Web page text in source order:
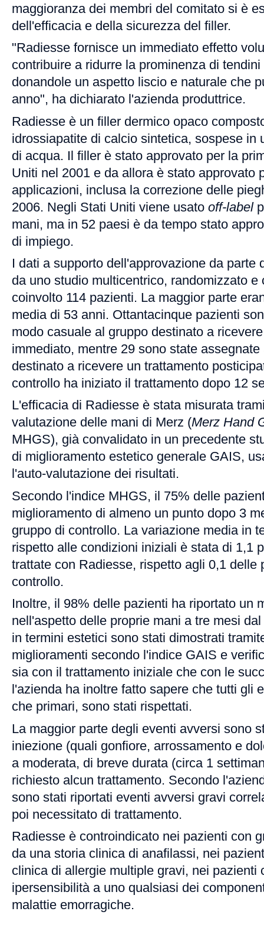
maggioranza dei membri del comitato si è
dell'efficacia e della sicurezza del filler.
"Radiesse fornisce un immediato effetto
contribuire a ridurre la prominenza di
donandole un aspetto liscio e naturale che
anno", ha dichiarato l'azienda produttrice.
Radiesse è un filler dermico opaco
idrossiapatite di calcio sintetica, sospese in
di acqua. Il filler è stato approvato per la
Uniti nel 2001 e da allora è stato approvato
applicazioni, inclusa la correzione delle
2006. Negli Stati Uniti viene usato off-label
mani, ma in 52 paesi è da tempo stato
di impiego.
I dati a supporto dell'approvazione da parte
da uno studio multicentrico, randomizzato e
coinvolto 114 pazienti. La maggior parte
media di 53 anni. Ottantacinque pazienti
modo casuale al gruppo destinato a
immediato, mentre 29 sono state
destinato a ricevere un trattamento
controllo ha iniziato il trattamento dopo 12
L'efficacia di Radiesse è stata misurata
valutazione delle mani di Merz (Merz Hand
MHGS), già convalidato in un precedente
di miglioramento estetico generale GAIS,
l'auto-valutazione dei risultati.
Secondo l'indice MHGS, il 75% delle
miglioramento di almeno un punto dopo 3
gruppo di controllo. La variazione media in
rispetto alle condizioni iniziali è stata di 1,1
trattate con Radiesse, rispetto agli 0,1 delle
controllo.
Inoltre, il 98% delle pazienti ha riportato un
nell'aspetto delle proprie mani a tre mesi
in termini estetici sono stati dimostrati
miglioramenti secondo l'indice GAIS e
sia con il trattamento iniziale che con le
l'azienda ha inoltre fatto sapere che tutti gli
che primari, sono stati rispettati.
La maggior parte degli eventi avversi sono
iniezione (quali gonfiore, arrossamento e
a moderata, di breve durata (circa 1
richiesto alcun trattamento. Secondo
sono stati riportati eventi avversi gravi
poi necessitato di trattamento.
Radiesse è controindicato nei pazienti con
da una storia clinica di anafilassi, nei
clinica di allergie multiple gravi, nei pazienti
ipersensibilità a uno qualsiasi dei
malattie emorragiche.